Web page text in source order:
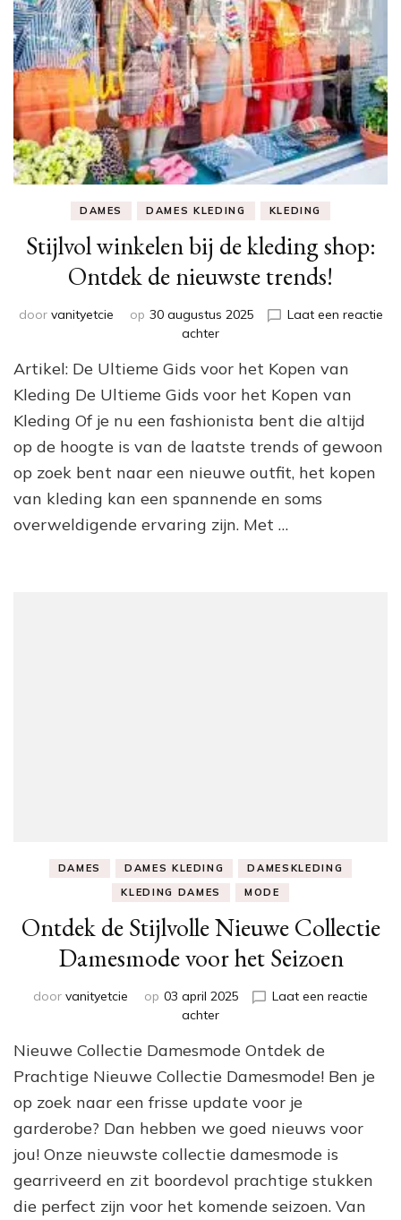
DAMES DAMES KLEDING KLEDING
Stijlvol winkelen bij de kleding shop:
Ontdek de nieuwste trends!
door vanityetcie op 30 augustus 2025
Laat een reactie
achterop
winkelen
bij
kleding
shop:
de
nieuwste
trends!
Artikel: De Ultieme Gids voor het Kopen van
Kleding De Ultieme Gids voor het Kopen van
Kleding Of je nu een fashionista bent die altijd
op de hoogte is van de laatste trends of gewoon
op zoek bent naar een nieuwe outfit, het kopen
van kleding kan een spannende en soms
overweldigende ervaring zijn. Met …
DAMES DAMES KLEDING
DAMESKLEDING
KLEDING DAMES
MODE
Ontdek de Stijlvolle Nieuwe Collectie
Damesmode voor het Seizoen
door vanityetcie op 03 april 2025
Laat een reactie
achterop
de
Stijlvolle
Collectie
Damesmode
voor
het
Seizoen
Nieuwe Collectie Damesmode Ontdek de
Prachtige Nieuwe Collectie Damesmode! Ben je
op zoek naar een frisse update voor je
garderobe? Dan hebben we goed nieuws voor
jou! Onze nieuwste collectie damesmode is
gearriveerd en zit boordevol prachtige stukken
die perfect zijn voor het komende seizoen. Van